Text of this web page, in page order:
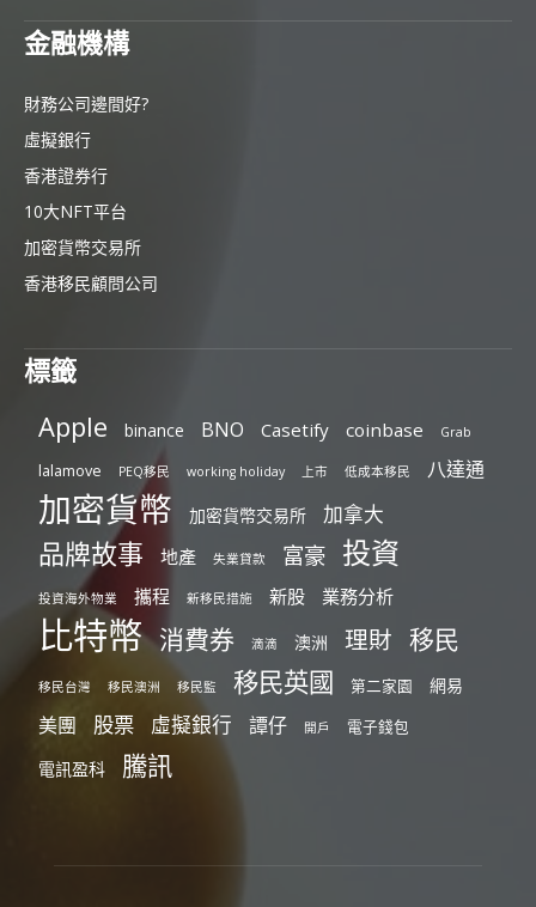
金融機構
財務公司邊間好?
虛擬銀行
香港證券行
10大NFT平台
加密貨幣交易所
香港移民顧問公司
標籤
Apple binance BNO Casetify coinbase Grab
lalamove PEQ移民 working holiday 上市 低成本移民 八達通
加密貨幣 加密貨幣交易所 加拿大
品牌故事 地產 失業貸款 富豪 投資
投資海外物業 攜程 新移民措施 新股 業務分析
比特幣 消費券 滴滴 澳洲 理財 移民
移民台灣 移民澳洲 移民監 移民英國 第二家園 網易
美團 股票 虛擬銀行 譚仔 開戶 電子錢包
電訊盈科 騰訊